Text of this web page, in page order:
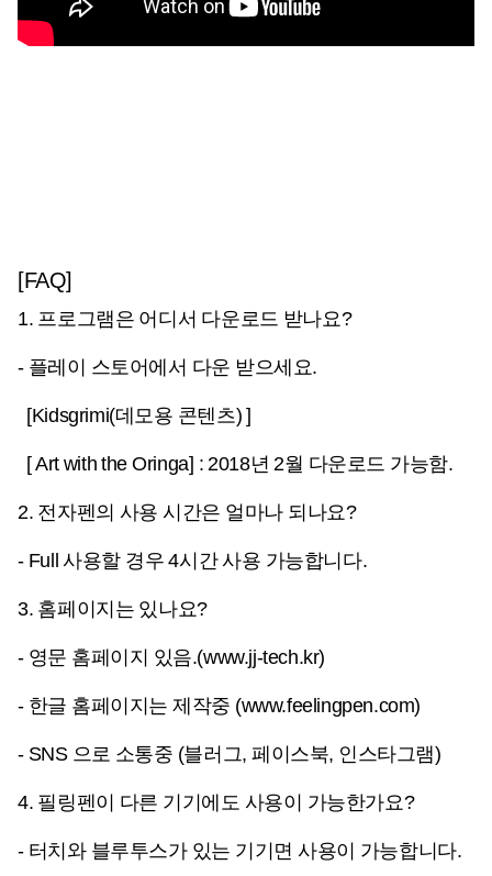
[FAQ]
1. 프로그램은 어디서 다운로드 받나요?
- 플레이 스토어에서 다운 받으세요.
[Kidsgrimi(데모용 콘텐츠) ]
[ Art with the Oringa] : 2018년 2월 다운로드 가능함.
2. 전자펜의 사용 시간은 얼마나 되나요?
- Full 사용할 경우 4시간 사용 가능합니다.
3. 홈페이지는 있나요?
- 영문 홈페이지 있음.(www.jj-tech.kr)
- 한글 홈페이지는 제작중 (www.feelingpen.com)
- SNS 으로 소통중 (블러그, 페이스북, 인스타그램)
4. 필링펜이 다른 기기에도 사용이 가능한가요?
- 터치와 블루투스가 있는 기기면 사용이 가능합니다.